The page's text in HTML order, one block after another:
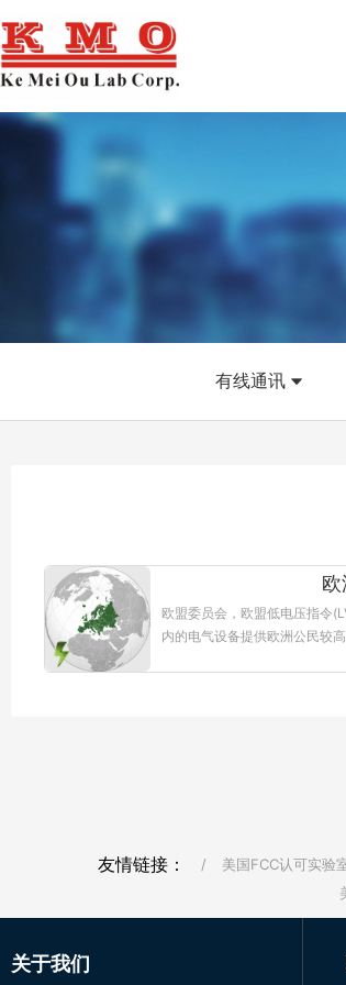
有线通讯
欧盟委员会，欧盟低电压指令
内的电气设备提供欧洲公民较
友情链接： / 美国FCC认可实验
关于我们